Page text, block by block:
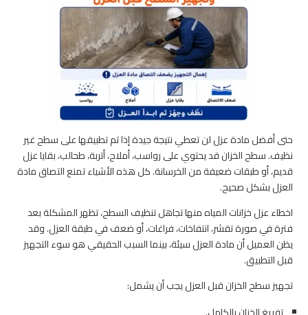
حتى أفضل مادة عزل لن تعطي نتيجة جيدة إذا تم تطبيقها على سطح غير
نظيف. سطح الخزان قد يحتوي على رواسب، أملاح، أتربة، طحالب، بقايا عزل
قديم، أو طبقات ضعيفة من الخرسانة. كل هذه الأشياء تمنع التصاق مادة
العزل بشكل صحيح.
اخطاء عزل خزانات المياه منها تجاهل تنظيف السطح، تظهر المشكلة بعد
فترة في صورة تقشر، انتفاخات، فراغات، أو ضعف في طبقة العزل. وقد
يظن العميل أن مادة العزل سيئة، بينما السبب الحقيقي هو سوء التجهيز
قبل التطبيق.
تجهيز سطح الخزان قبل العزل يجب أن يشمل: